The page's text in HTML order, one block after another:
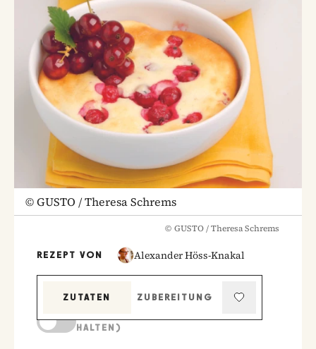
©GUSTO / Theresa Schrems
© GUSTO / Theresa Schrems
REZEPT VON Alexander Höss-Knakal
ZUTATEN
ZUBEREITUNG
HALTEN)